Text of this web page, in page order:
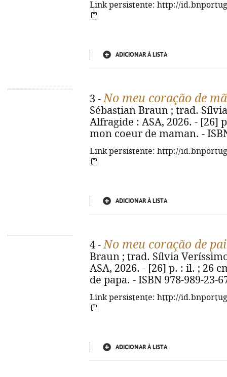
Link persistente: http://
ADICIONAR À LISTA
3 -No meu coração de
Sébastian Braun ; trad.
Alfragide : ASA, 2026. - [26]
mon coeur de maman. -
Link persistente: http://
ADICIONAR À LISTA
4 -No meu coração de pai
Braun ; trad. Sílvia
ASA, 2026. - [26] p. : il. ; 26
de papa. - ISBN 978-989-23-
Link persistente: http://
ADICIONAR À LISTA